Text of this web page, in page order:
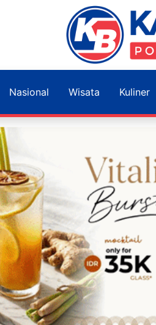
Nasional Wisata Kuliner